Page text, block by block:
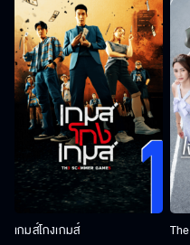
เกมส์โกงเกมส์